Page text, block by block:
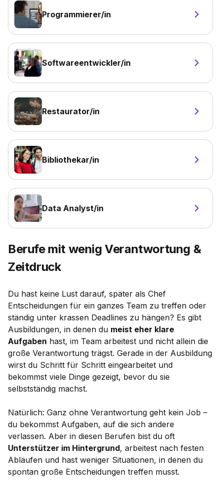
Programmierer/in
Softwareentwickler/in
Restaurator/in
Bibliothekar/in
Data Analyst/in
Berufe mit wenig Verantwortung &
Zeitdruck
Du hast keine Lust darauf, später als Chef
Entscheidungen für ein ganzes Team zu treffen oder
ständig unter krassen Deadlines zu hängen? Es gibt
Ausbildungen, in denen du meist eher klare
Aufgaben hast, im Team arbeitest und nicht allein die
große Verantwortung trägst. Gerade in der Ausbildung
wirst du Schritt für Schritt eingearbeitet und
bekommst viele Dinge gezeigt, bevor du sie
selbstständig machst.
Natürlich: Ganz ohne Verantwortung geht kein Job –
du bekommst Aufgaben, auf die sich andere
verlassen. Aber in diesen Berufen bist du oft
Unterstützer im Hintergrund, arbeitest nach festen
Abläufen und hast weniger Situationen, in denen du
spontan große Entscheidungen treffen musst.